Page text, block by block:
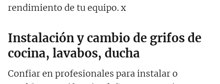
rendimiento de tu equipo. x
Instalación y cambio de grifos de
cocina, lavabos, ducha
Confiar en profesionales para instalar o